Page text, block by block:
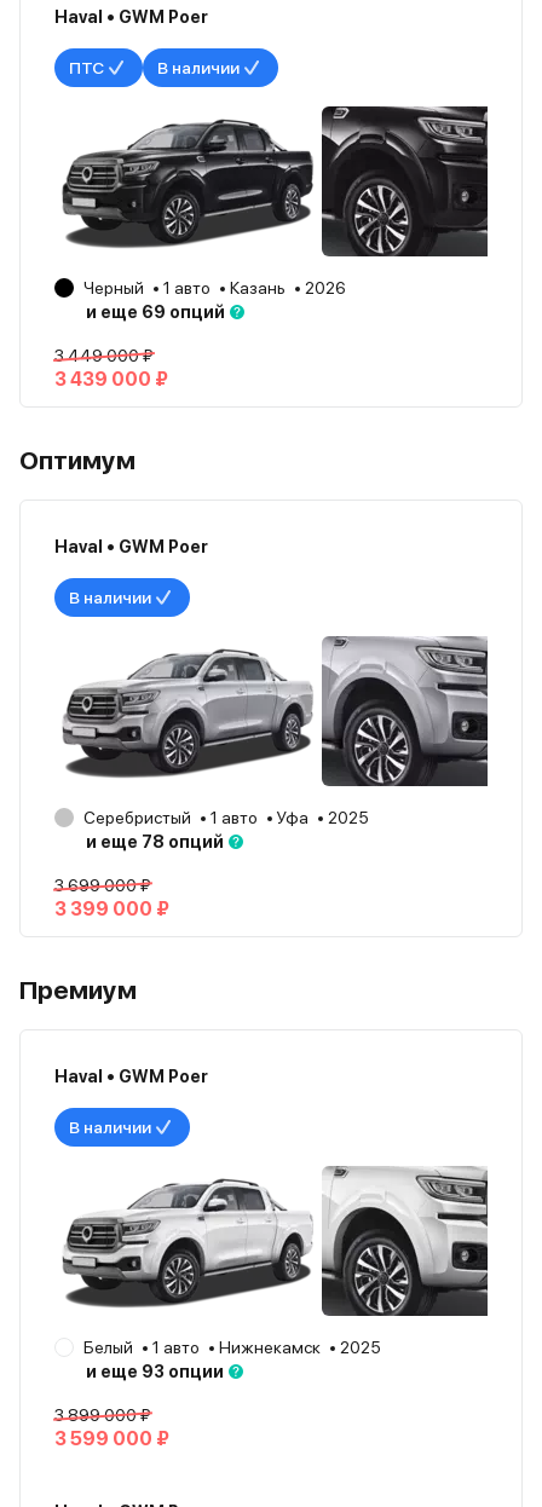
Haval • GWM Poer
ПТС В наличии
Черный 1 авто Казань
2026
и еще 69 опций
3 449 000 ₽
3 439 000 ₽
Оптимум
Haval • GWM Poer
В наличии
Серебристый 1 авто Уфа
2025
и еще 78 опций
3 699 000 ₽
3 399 000 ₽
Премиум
Haval • GWM Poer
В наличии
Белый 1 авто Нижнекамск
2025
и еще 93 опции
3 899 000 ₽
3 599 000 ₽